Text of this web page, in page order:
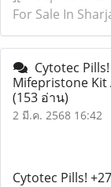
For Sale In
Cytotec
Mifepristone Kit
(153 อ่าน)
2 มี.ค. 2568 16:42
Cytotec Pills!